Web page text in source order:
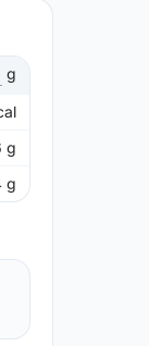
g
g
g